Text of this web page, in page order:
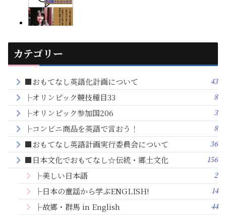
カテゴリー
■おもてなし英語化計画について 43
├オリンピック競技種目33 8
├オリンピック参加国206 3
├コンビニ商品を英語で言おう！ 8
■おもてなし英語計画実行委員会について 36
■日本文化でおもてなし☆伝統・郷土文化 156
├美しい日本語 2
├日本の童謡から学ぶENGLISH! 14
├故郷・群馬 in English 44